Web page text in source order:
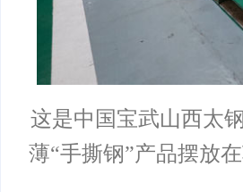
这是中国宝武山西太
薄“手撕钢”产品摆放